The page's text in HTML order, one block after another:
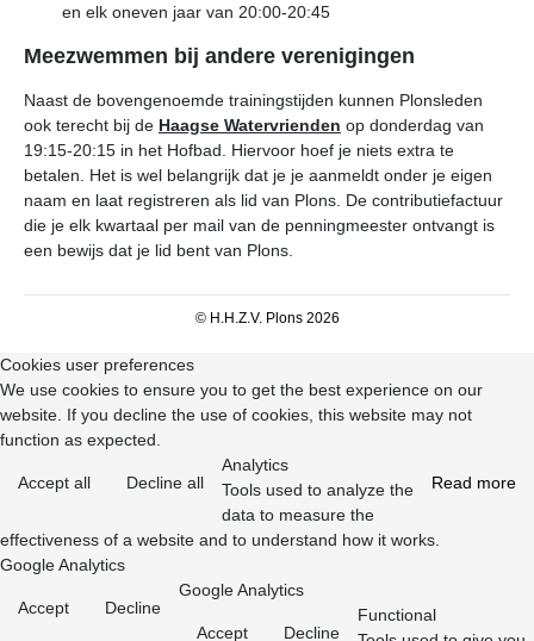
en elk oneven jaar van 20:00-20:45
Meezwemmen bij andere verenigingen
Naast de bovengenoemde trainingstijden kunnen Plonsleden
ook terecht bij de Haagse Watervrienden op donderdag van
19:15-20:15 in het Hofbad. Hiervoor hoef je niets extra te
betalen. Het is wel belangrijk dat je je aanmeldt onder je eigen
naam en laat registreren als lid van Plons. De contributiefactuur
die je elk kwartaal per mail van de penningmeester ontvangt is
een bewijs dat je lid bent van Plons.
© H.H.Z.V. Plons 2026
Cookies user preferences
We use cookies to ensure you to get the best experience on our
website. If you decline the use of cookies, this website may not
function as expected.
Accept all Decline all Read more
Analytics
Tools used to analyze the
data to measure the
effectiveness of a website and to understand how it works.
Google Analytics
Accept Decline
Google Analytics
Accept Decline
Functional